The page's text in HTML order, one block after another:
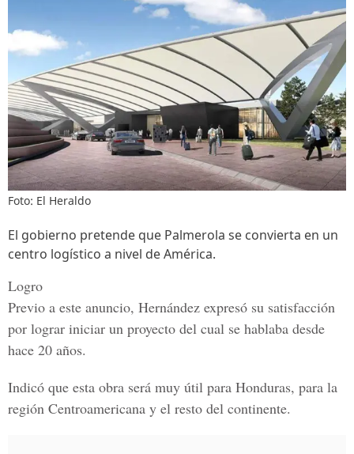
Foto: El Heraldo
El gobierno pretende que Palmerola se convierta en un
centro logístico a nivel de América.
Logro
Previo a este anuncio, Hernández expresó su satisfacción
por lograr iniciar un proyecto del cual se hablaba desde
hace 20 años.
Indicó que esta obra será muy útil para Honduras, para la
región Centroamericana y el resto del continente.